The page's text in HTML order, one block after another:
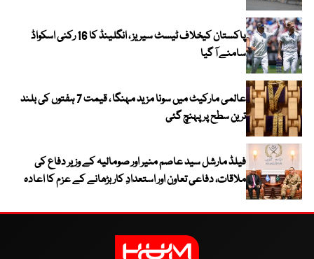
پاکستان کیخلاف ٹیسٹ سیریز ، انگلینڈ کا 16 رکنی اسکواڈ
سامنے آ گیا
عالمی مارکیٹ میں سونا مزید مہنگا ، قیمت 7 ہفتوں کی بلند
ترین سطح پر پہنچ گئی
فیلڈ مارشل سید عاصم منیر اور صومالیہ کے وزیر دفاع کی
ملاقات، دفاعی تعاون اور استعدادِ کار بڑھانے کے عزم کا اعادہ